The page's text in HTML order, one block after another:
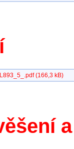
(166,3 kB)